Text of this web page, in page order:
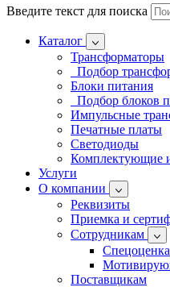
Введите текст для поиска
Каталог
Трансформаторы
Подбор
Блоки питания
Подбор блоков
Импульсные
Печатные платы
Светодиоды
Комплектующие
Услуги
О компании
Реквизиты
Приемка и
Сотрудникам
Спецоценка
Поставщикам